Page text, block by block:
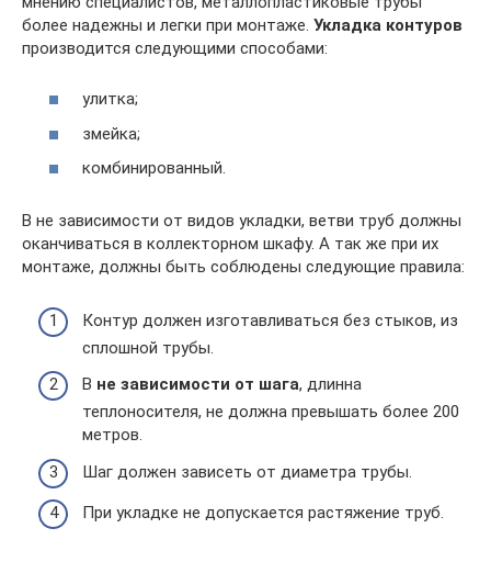
более надежны и легки при монтаже. Укладка контуров
производится следующими способами:
улитка;
змейка;
комбинированный.
В не зависимости от видов укладки, ветви труб должны
оканчиваться в коллекторном шкафу. А так же при их
монтаже, должны быть соблюдены следующие правила:
Контур должен изготавливаться без стыков, из
сплошной трубы.
В не зависимости от шага, длинна
теплоносителя, не должна превышать более 200
метров.
Шаг должен зависеть от диаметра трубы.
При укладке не допускается растяжение труб.